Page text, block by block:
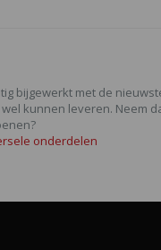
bijgewerkt met de
kunnen leveren. Neem
onderdelen